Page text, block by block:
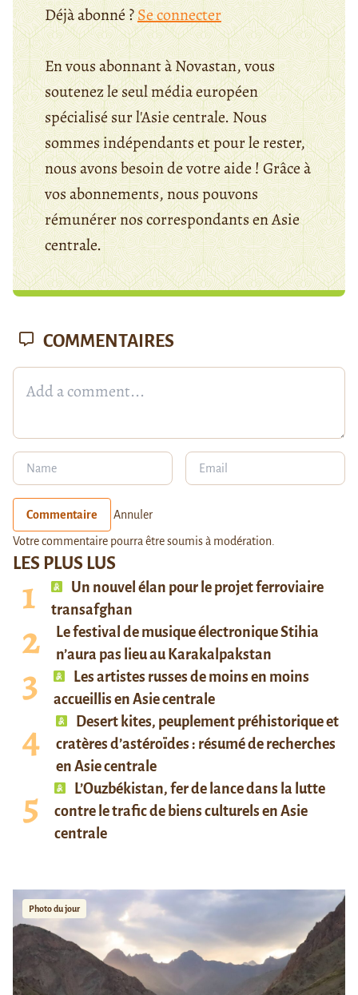
Déjà abonné ?Se connecter
En vous abonnant à Novastan, vous
soutenez le seul média européen
spécialisé sur l'Asie centrale. Nous
sommes indépendants et pour le rester,
nous avons besoin de votre aide ! Grâce à
vos abonnements, nous pouvons
rémunérer nos correspondants en Asie
centrale.
LES PLUS LUS
Un nouvel élan pour le projet ferroviaire
transafghan
Le festival de musique électronique Stihia
n’aura pas lieu au Karakalpakstan
Les artistes russes de moins en moins
accueillis en Asie centrale
Desert kites, peuplement préhistorique et
cratères d’astéroïdes : résumé de recherches
en Asie centrale
L’Ouzbékistan, fer de lance dans la lutte
contre le trafic de biens culturels en Asie
centrale
Photo du jour
COMMENTAIRES
Commentaire Annuler
Votre commentaire pourra être soumis à modération.